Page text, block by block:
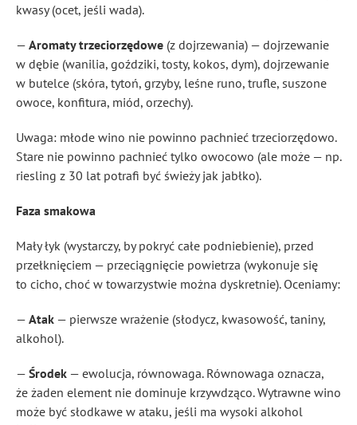
kwasy (ocet, jeśli wada).
— Aromaty trzeciorzędowe (z dojrzewania) — dojrzewanie
w dębie (wanilia, goździki, tosty, kokos, dym), dojrzewanie
w butelce (skóra, tytoń, grzyby, leśne runo, trufle, suszone
owoce, konfitura, miód, orzechy).
Uwaga: młode wino nie powinno pachnieć trzeciorzędowo.
Stare nie powinno pachnieć tylko owocowo (ale może — np.
riesling z 30 lat potrafi być świeży jak jabłko).
Faza smakowa
Mały łyk (wystarczy, by pokryć całe podniebienie), przed
przełknięciem — przeciągnięcie powietrza (wykonuje się
to cicho, choć w towarzystwie można dyskretnie). Oceniamy:
— Atak — pierwsze wrażenie (słodycz, kwasowość, taniny,
alkohol).
— Środek — ewolucja, równowaga. Równowaga oznacza,
że żaden element nie dominuje krzywdząco. Wytrawne wino
może być słodkawe w ataku, jeśli ma wysoki alkohol